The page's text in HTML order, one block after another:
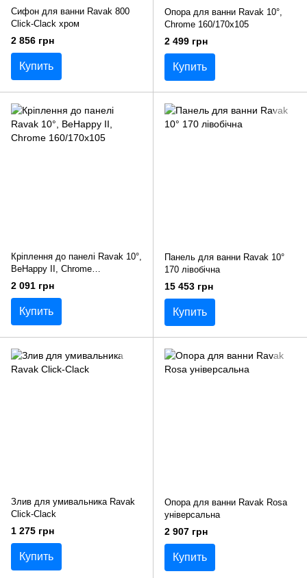
Сифон для ванни Ravak 800
Click-Clack хром
2 856 грн
Купить
Опора для ванни Ravak 10°,
Chrome 160/170x105
2 499 грн
Купить
Кріплення до панелі Ravak 10°,
BeHappy ІІ, Chrome
160/170x105
2 091 грн
Купить
Панель для ванни Ravak 10°
170 лівобічна
15 453 грн
Купить
Злив для умивальника Ravak
Click-Clack
1 275 грн
Купить
Опора для ванни Ravak Rosa
універсальна
2 907 грн
Купить